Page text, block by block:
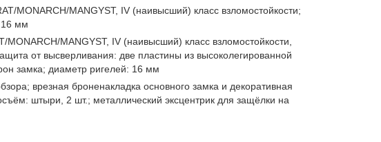
MONARCH/MANGYST, IV (наивысший) класс взломостойкости;
16 мм
MONARCH/MANGYST, IV (наивысший) класс взломостойкости,
от высверливания: две пластины из высоколегированной
замка; диаметр ригелей: 16 мм
врезная броненакладка основного замка и декоративная
штыри, 2 шт.; металлический эксцентрик для защёлки на